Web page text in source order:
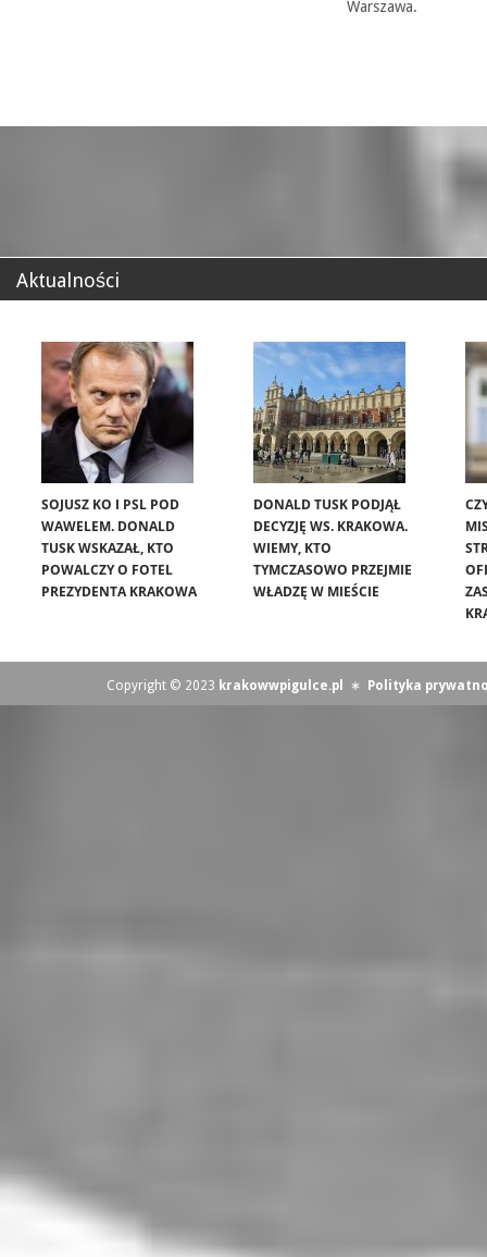
Warszawa.
Aktualności
SOJUSZ KO I PSL POD
WAWELEM. DONALD
TUSK WSKAZAŁ, KTO
POWALCZY O FOTEL
PREZYDENTA KRAKOWA
DONALD TUSK PODJĄŁ
DECYZJĘ WS. KRAKOWA.
WIEMY, KTO
TYMCZASOWO PRZEJMIE
WŁADZĘ W MIEŚCIE
Copyright © 2023 krakowwpigulce.pl ∗ Polityka